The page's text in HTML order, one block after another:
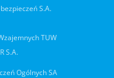
S.A.
TUW
S.A.
Ogólnych SA